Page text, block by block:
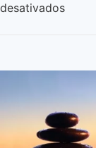
desativados